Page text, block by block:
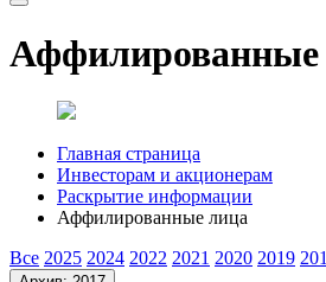
Аффилированные
Главная страница
Инвесторам и акционерам
Раскрытие информации
Аффилированные лица
Все 2025 2024 2022 2021 2020 2019